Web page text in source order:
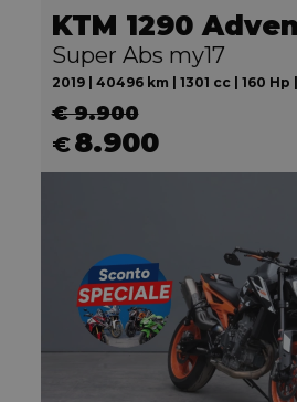
KTM 1290
Super Abs my17
2019 | 40496 km | 1301 cc | 160 Hp
€ 9.900
€8.900